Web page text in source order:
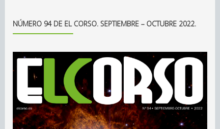
NÚMERO 94 DE EL CORSO. SEPTIEMBRE – OCTUBRE 2022.